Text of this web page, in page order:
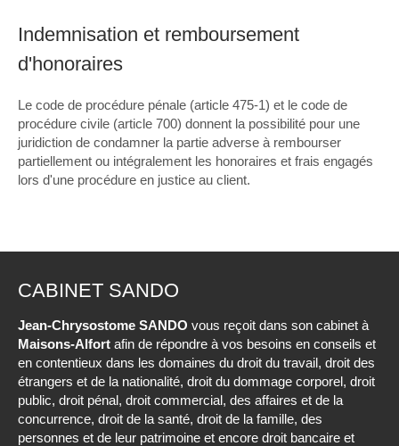
Indemnisation et remboursement
d'honoraires
Le code de procédure pénale (article 475-1) et le code de
procédure civile (article 700) donnent la possibilité pour une
juridiction de condamner la partie adverse à rembourser
partiellement ou intégralement les honoraires et frais engagés
lors d'une procédure en justice au client.
CABINET SANDO
Jean-Chrysostome SANDO vous reçoit dans son cabinet à
Maisons-Alfort afin de répondre à vos besoins en conseils et
en contentieux dans les domaines du droit du travail, droit des
étrangers et de la nationalité, droit du dommage corporel, droit
public, droit pénal, droit commercial, des affaires et de la
concurrence, droit de la santé, droit de la famille, des
personnes et de leur patrimoine et encore droit bancaire et